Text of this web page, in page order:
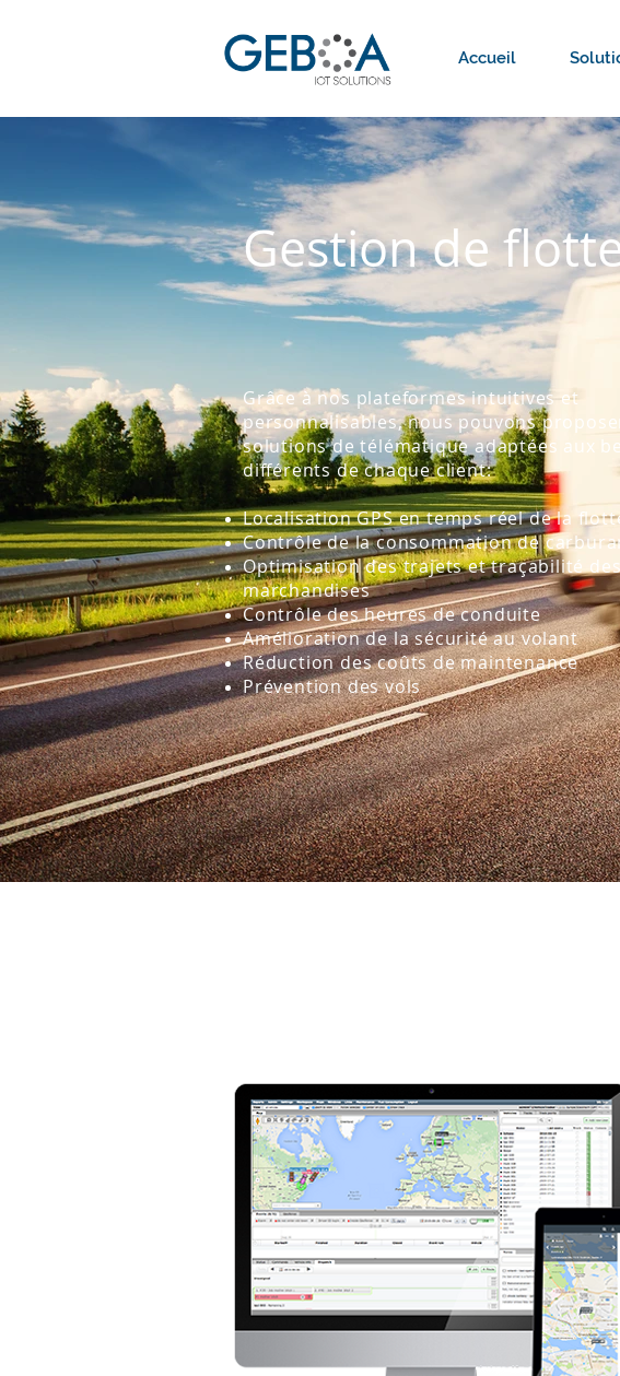
Accueil
Gestion de
Grâce à nos plateformes intuitives et
personnalisables, nous pouvons
solutions de télématique adaptées aux
différents de chaque client:
Localisation GPS en temps réel de la
Contrôle de la consommation de
Optimisation des trajets et traçabilité
marchandises
Contrôle des heures de conduite
Amélioration de la sécurité au volant
Réduction des coûts de maintenance
Prévention des vols